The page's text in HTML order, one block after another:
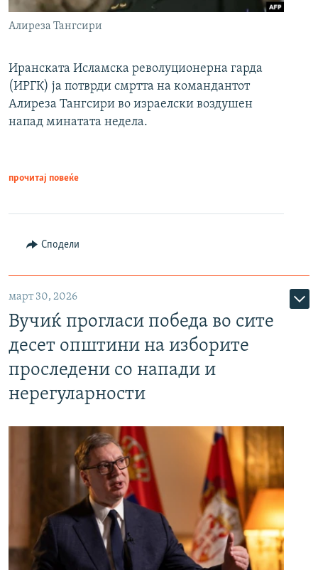
Алиреза Тангсири
Иранската Исламска револуционерна гарда
(ИРГК) ја потврди смртта на командантот
Алиреза Тангсири во израелски воздушен
напад минатата недела.
прочитај повеќе
Сподели
март 30, 2026
Вучиќ прогласи победа во сите
десет општини на изборите
проследени со напади и
нерегуларности